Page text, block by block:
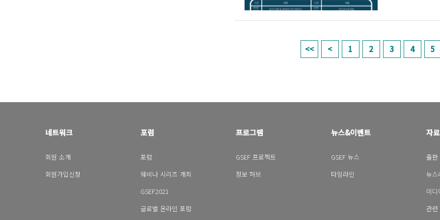
1 2 3 4 5
네트워크
회원 소개
회원가입신청
포럼
포럼
웨비나 시리즈 개최
GSEF2021
글로벌 온라인 포럼
프로그램
GSEF 프로젝트
정보 허브
뉴스&이벤트
GSEF 뉴스
타임라인
자
출판
뉴스
미디
관련